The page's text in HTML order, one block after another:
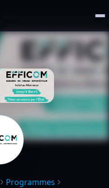
Programmes